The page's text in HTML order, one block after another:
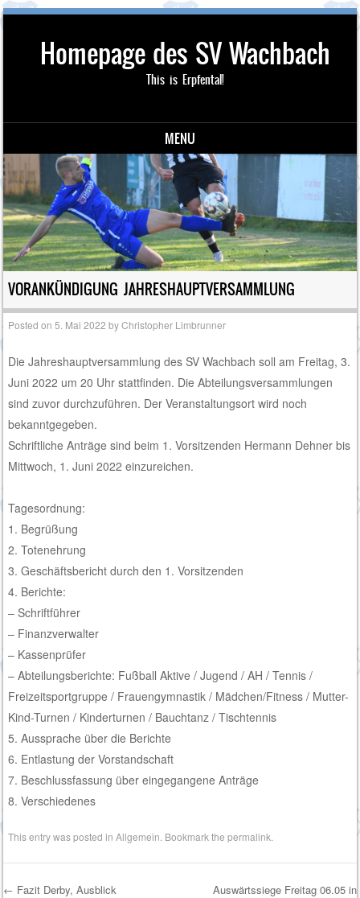
Homepage des SV Wachbach
This is Erpfental!
MENU
Skip to content
VORANKÜNDIGUNG JAHRESHAUPTVERSAMMLUNG
Posted on5. Mai 2022 byChristopher Limbrunner
Die Jahreshauptversammlung des SV Wachbach soll am Freitag, 3.
Juni 2022 um 20 Uhr stattfinden. Die Abteilungsversammlungen
sind zuvor durchzuführen. Der Veranstaltungsort wird noch
bekanntgegeben.
Schriftliche Anträge sind beim 1. Vorsitzenden Hermann Dehner bis
Mittwoch, 1. Juni 2022 einzureichen.
Tagesordnung:
1. Begrüßung
2. Totenehrung
3. Geschäftsbericht durch den 1. Vorsitzenden
4. Berichte:
– Schriftführer
– Finanzverwalter
– Kassenprüfer
– Abteilungsberichte: Fußball Aktive / Jugend / AH / Tennis /
Freizeitsportgruppe / Frauengymnastik / Mädchen/Fitness / Mutter-
Kind-Turnen / Kinderturnen / Bauchtanz / Tischtennis
5. Aussprache über die Berichte
6. Entlastung der Vorstandschaft
7. Beschlussfassung über eingegangene Anträge
8. Verschiedenes
This entry was posted inAllgemein . Bookmark thepermalink
← Fazit Derby, Ausblick
Auswärtssiege Freitag 06.05 in